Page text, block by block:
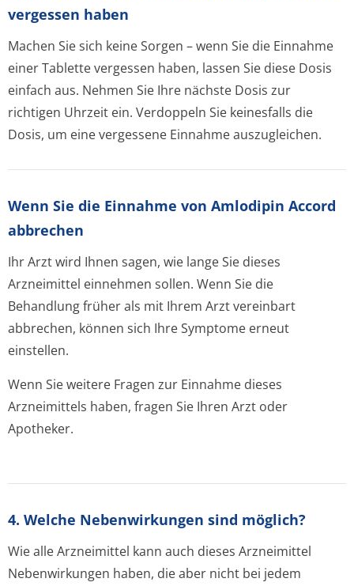
vergessen haben
Machen Sie sich keine Sorgen – wenn Sie die Einnahme
einer Tablette vergessen haben, lassen Sie diese Dosis
einfach aus. Nehmen Sie Ihre nächste Dosis zur
richtigen Uhrzeit ein. Verdoppeln Sie keinesfalls die
Dosis, um eine vergessene Einnahme auszugleichen.
Wenn Sie die Einnahme von Amlodipin Accord
abbrechen
Ihr Arzt wird Ihnen sagen, wie lange Sie dieses
Arzneimittel einnehmen sollen. Wenn Sie die
Behandlung früher als mit Ihrem Arzt vereinbart
abbrechen, können sich Ihre Symptome erneut
einstellen.
Wenn Sie weitere Fragen zur Einnahme dieses
Arzneimittels haben, fragen Sie Ihren Arzt oder
Apotheker.
4. Welche Nebenwirkungen sind möglich?
Wie alle Arzneimittel kann auch dieses Arzneimittel
Nebenwirkungen haben, die aber nicht bei jedem